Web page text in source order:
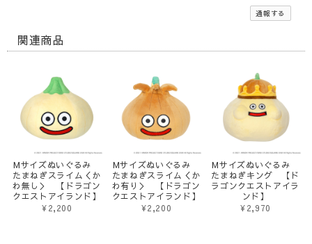
通報する
関連商品
Mサイズぬいぐるみ
たまねぎスライム＜か
わ無し＞ 【ドラゴン
クエストアイランド】
¥2,200
Mサイズぬいぐるみ
たまねぎスライム＜か
わ有り＞ 【ドラゴン
クエストアイランド】
¥2,200
Mサイズぬいぐるみ
たまねぎキング 【ド
ラゴンクエストアイラ
ンド】
¥2,970